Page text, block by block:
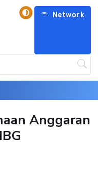
Network
Anggaran